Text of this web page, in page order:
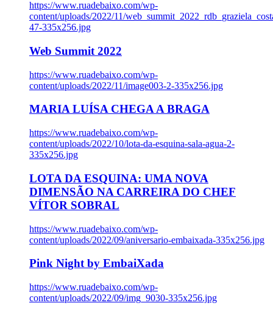
https://www.ruadebaixo.com/wp-
content/uploads/2022/11/
47-335x256.jpg
Web Summit 2022
https://www.ruadebaixo.com/wp-
content/uploads/2022/11/image003-2-335x256.jpg
MARIA LUÍSA CHEGA A BRAGA
https://www.ruadebaixo.com/wp-
content/uploads/2022/10/lota-da-esquina-sala-agua-2-
335x256.jpg
LOTA DA ESQUINA: UMA NOVA
DIMENSÃO NA CARREIRA DO CHEF
VÍTOR SOBRAL
https://www.ruadebaixo.com/wp-
content/uploads/2022/09/aniversario-embaixada-335x256.jpg
Pink Night by EmbaiXada
https://www.ruadebaixo.com/wp-
content/uploads/2022/09/img_9030-335x256.jpg